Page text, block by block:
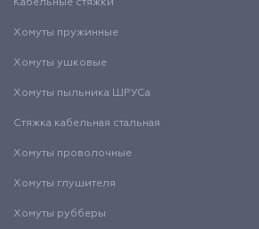
Кабельные стяжки
Хомуты пружинные
Хомуты ушковые
Хомуты пыльника ШРУСа
Стяжка кабельная стальная
Хомуты проволочные
Хомуты глушителя
Хомуты рубберы